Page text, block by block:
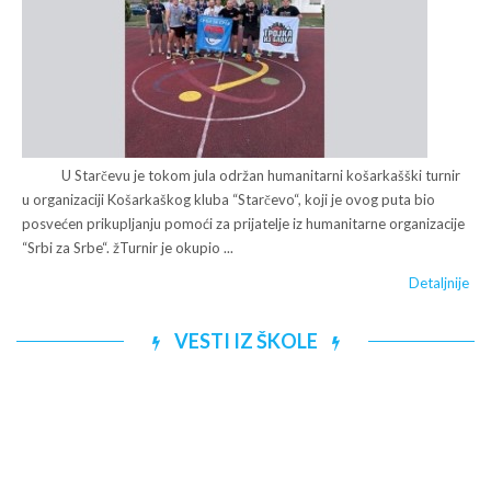
U Starčevu je tokom jula održan humanitarni košarkašški turnir
u organizaciji Košarkaškog kluba “Starčevo“, koji je ovog puta bio
posvećen prikupljanju pomoći za prijatelje iz humanitarne organizacije
“Srbi za Srbe“. žTurnir je okupio ...
Detaljnije
VESTI IZ ŠKOLE